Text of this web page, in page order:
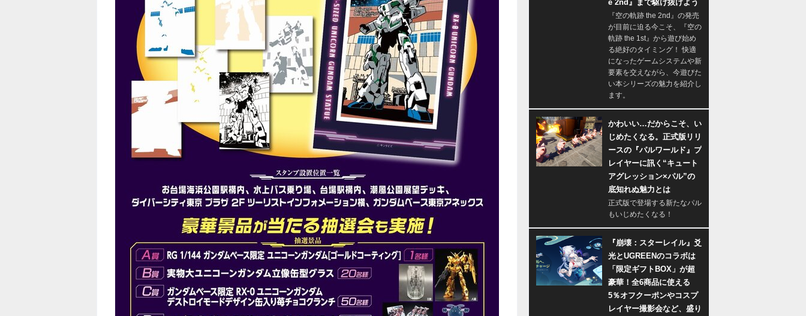
e 2nd』まで駆け抜けよう
『空の軌跡 the 2nd』の発売
が目前に迫る今こそ、『空の
軌跡 the 1st』から遊び始め
る絶好のタイミング！ 快適
になったゲームシステムや新
要素を交えながら、今遊びた
い本シリーズの魅力を紹介し
ます。
かわいい…だからこそ、い
じめたくなる。正式版リリ
ースの『パルワールド』プ
レイヤーに訊く“キュート
アグレッション×パル”の
底知れぬ魅力とは
正式版で登場する新たなパル
もいじめたくなる！
『崩壊：スターレイル』爻
光とUGREENのコラボは
「限定ギフトBOX」が超
豪華！全6商品に使える
5％オフクーポンやコスプ
レイヤー撮影会など、盛り